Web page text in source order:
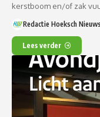
kerstboom en/of zak
Redactie Hoeksch Nieuws
Lees verder